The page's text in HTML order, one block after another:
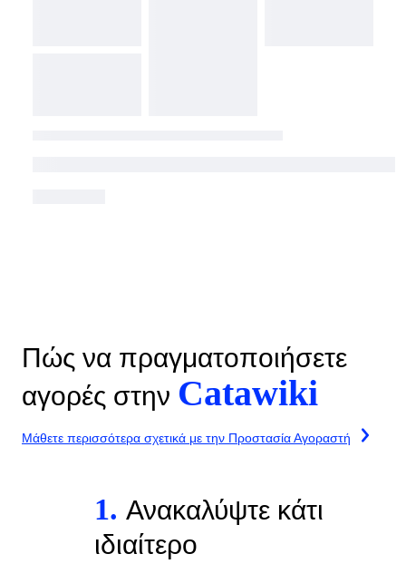
Πώς να πραγματοποιήσετε
αγορές στην Catawiki
Μάθετε περισσότερα σχετικά με την Προστασία Αγοραστή
1. Ανακαλύψτε κάτι
ιδιαίτερο